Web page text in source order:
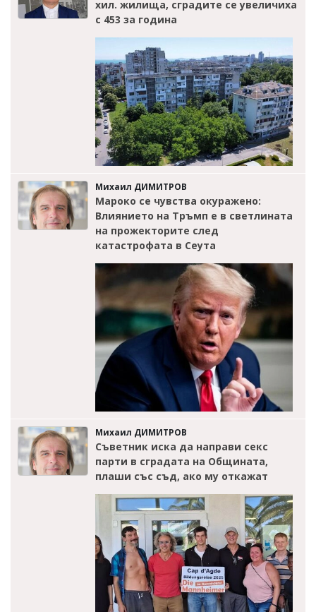
хил. жилища, сградите се увеличиха
с 453 за година
Михаил ДИМИТРОВ
Мароко се чувства окуражено:
Влиянието на Тръмп е в светлината
на прожекторите след
катастрофата в Сеута
Михаил ДИМИТРОВ
Съветник иска да направи секс
парти в сградата на Общината,
плаши със съд, ако му откажат